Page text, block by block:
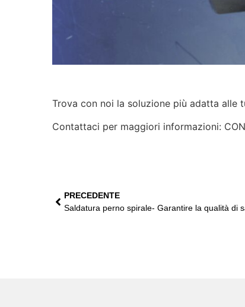
Trova con noi la soluzione più adatta alle
Contattaci per maggiori informazioni:
PRECEDENTE